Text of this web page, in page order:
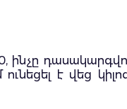
ինչը
է վեց